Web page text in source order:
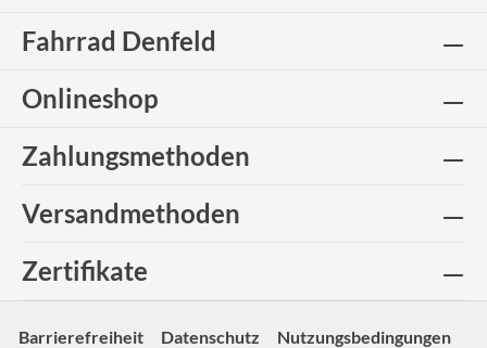
Fahrrad Denfeld
Onlineshop
Zahlungsmethoden
Versandmethoden
Zertifikate
Barrierefreiheit Datenschutz
Nutzungsbedingungen